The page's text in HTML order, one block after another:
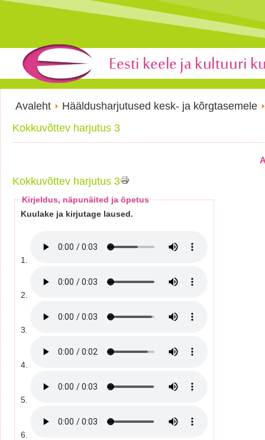
Avaleht
Hääldusharjutused kesk- ja kõrgtasemele
Kokkuvõttev harjutus 3
Kokkuvõttev harjutus 3
Kirjeldus, näpunäited ja õpetus
Kuulake ja kirjutage laused.
1.
2.
3.
4.
5.
6.